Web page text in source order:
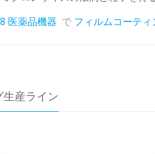
医薬品機器 で フィルムコーティ
産ライン